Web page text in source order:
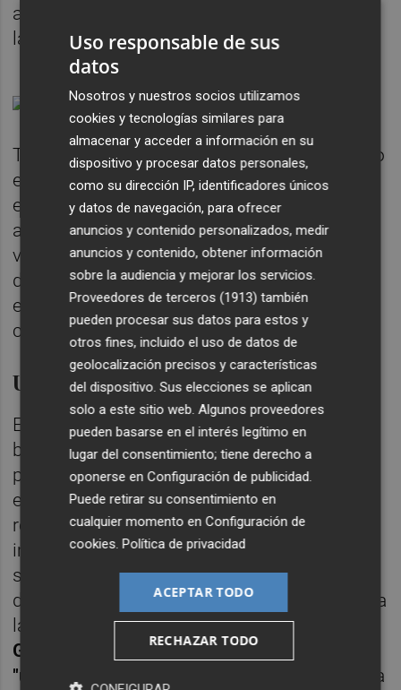
absoluta en el Ayuntamiento de la capital de
la Plana con 14 concejales.
También es verdad que el actual contexto no
es el mismo que hace 15 años. De hecho,
ese patrón de poner el nombre delante
acompañado por el cargo, a continuación, lo
viene utilizando indistintamente tanto la
derecha como la izquierda para intensificar
el simbolismo de sus candidatos en los
comicios municipales.
Un nuevo Hospital General
El decálogo de compromisos de Carrasco,
bajo el lemaEl Castellón de Todos, recoge
pinceladas de lo que será su programa
electoral. Las líneas estratégicas hacen
referencia a cuestiones como urbanismo,
impuestos, bienestar social, educación o
sanidad. Al respecto, la alcaldable del PP
defiende como uno de sus proyectos estrella
la necesidad dereivindicar ante la
Generalitat Valenciana la construcción de
"un Hospital General nuevo
, dimensionado a
Uso responsable de sus
datos
Nosotros y nuestros socios utilizamos
cookies y tecnologías similares para
almacenar y acceder a información en su
dispositivo y procesar datos personales,
como su dirección IP, identificadores únicos
y datos de navegación, para ofrecer
anuncios y contenido personalizados, medir
anuncios y contenido, obtener información
sobre la audiencia y mejorar los servicios.
Proveedores de terceros (1913) también
pueden procesar sus datos para estos y
otros fines, incluido el uso de datos de
geolocalización precisos y características
del dispositivo. Sus elecciones se aplican
solo a este sitio web. Algunos proveedores
pueden basarse en el interés legítimo en
lugar del consentimiento; tiene derecho a
oponerse enConfiguración de publicidad
Puede retirar su consentimiento en
cualquier momento enConfiguración de
cookies .Política de privacidad
ACEPTAR TODO
RECHAZAR TODO